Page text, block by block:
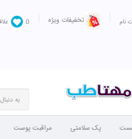
نام تخفیفات ویژه 0
پک سلامتی مراقبت پوست